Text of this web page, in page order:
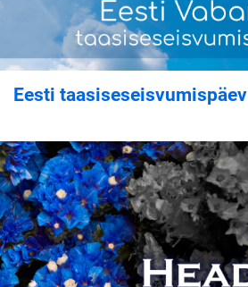
Eesti taasiseseisvumispäev